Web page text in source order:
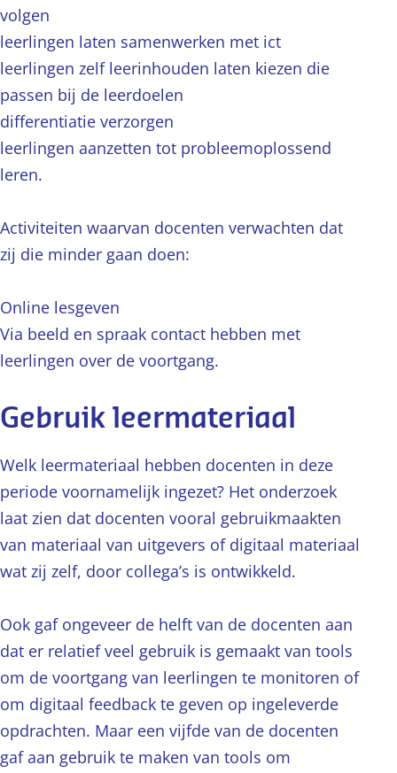
volgen
leerlingen laten samenwerken met ict
leerlingen zelf leerinhouden laten kiezen die
passen bij de leerdoelen
differentiatie verzorgen
leerlingen aanzetten tot probleemoplossend
leren.
Activiteiten waarvan docenten verwachten dat
zij die minder gaan doen:
Online lesgeven
Via beeld en spraak contact hebben met
leerlingen over de voortgang.
Gebruik leermateriaal
Welk leermateriaal hebben docenten in deze
periode voornamelijk ingezet? Het onderzoek
laat zien dat docenten vooral gebruikmaakten
van materiaal van uitgevers of digitaal materiaal
wat zij zelf, door collega’s is ontwikkeld.
Ook gaf ongeveer de helft van de docenten aan
dat er relatief veel gebruik is gemaakt van tools
om de voortgang van leerlingen te monitoren of
om digitaal feedback te geven op ingeleverde
opdrachten. Maar een vijfde van de docenten
gaf aan gebruik te maken van tools om